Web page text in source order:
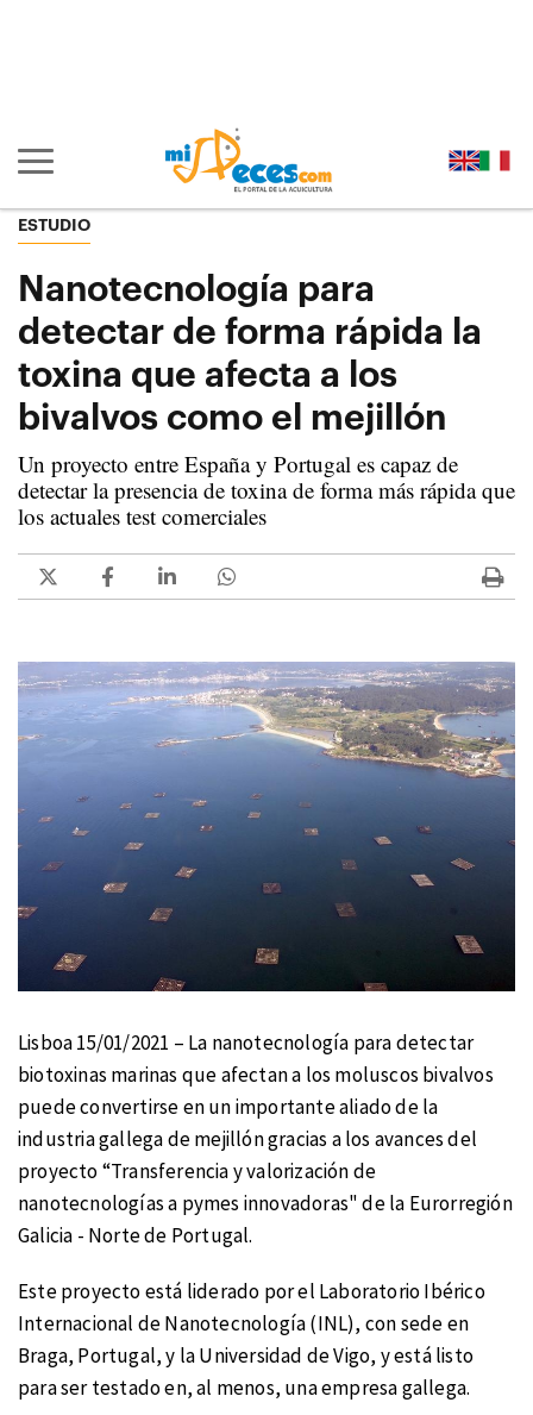
Mostrar/ocultar navegación principal
ESTUDIO
Nanotecnología para
detectar de forma rápida la
toxina que afecta a los
bivalvos como el mejillón
Un proyecto entre España y Portugal es capaz de
detectar la presencia de toxina de forma más rápida que
los actuales test comerciales
Lisboa 15/01/2021 – La nanotecnología para detectar
biotoxinas marinas que afectan a los moluscos bivalvos
puede convertirse en un importante aliado de la
industria gallega de mejillón gracias a los avances del
proyecto “Transferencia y valorización de
nanotecnologías a pymes innovadoras" de la Eurorregión
Galicia - Norte de Portugal.
Este proyecto está liderado por el Laboratorio Ibérico
Internacional de Nanotecnología (INL), con sede en
Braga, Portugal, y la Universidad de Vigo, y está listo
para ser testado en, al menos, una empresa gallega.